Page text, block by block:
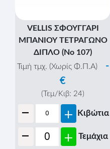
VELLIS ΣΦΟΥΓΓΑΡΙ
ΜΠΑΝΙΟΥ ΤΕΤΡΑΓΩΝΟ
ΔΙΠΛΟ (Νο 107)
Τιμή τμχ. (Χωρίς Φ.Π.Α)
-
€
(Τεμ/Κιβ: 24)
- + Κιβώτια
- + Τεμάχια